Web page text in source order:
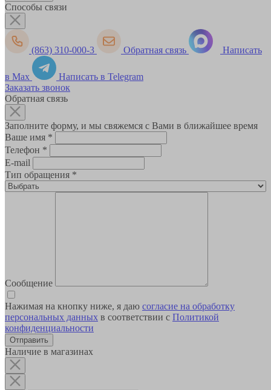
Способы связи
(863) 310-000-3 Обратная связь Написать
в Max
Написать в Telegram
Заказать звонок
Обратная связь
Заполните форму, и мы свяжемся с Вами в ближайшее время
Ваше имя *
Телефон *
E-mail
Тип обращения *
Сообщение
Нажимая на кнопку ниже, я даю согласие на обработку
персональных данных в соответствии с Политикой
конфиденциальности
Наличие в магазинах